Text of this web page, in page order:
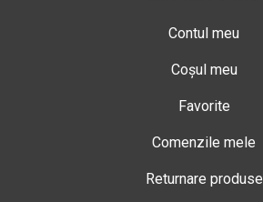
Contul meu
Coșul meu
Favorite
Comenzile mele
Returnare produse